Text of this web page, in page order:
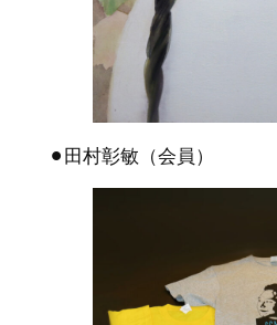
⚫︎田村彰敏（会員）